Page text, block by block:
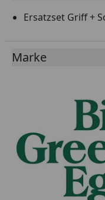
Ersatzset Griff +
Marke